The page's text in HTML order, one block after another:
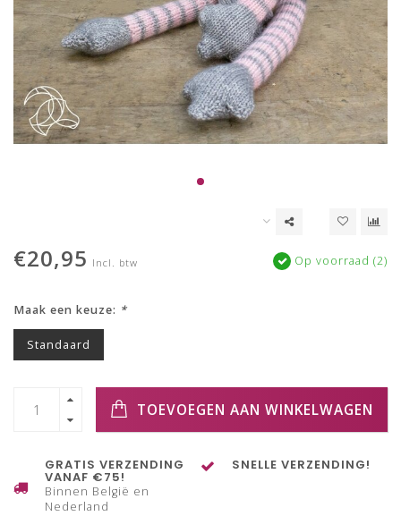
€20,95 Incl. btw Op voorraad (2)
Maak een keuze: *
Standaard
TOEVOEGEN AAN WINKELWAGEN
GRATIS VERZENDING
VANAF €75!
Binnen België en
Nederland
SNELLE VERZENDING!